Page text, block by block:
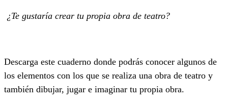
¿Te gustaría crear tu propia obra de teatro?
Descarga este cuaderno donde podrás conocer algunos de
los elementos con los que se realiza una obra de teatro y
también dibujar, jugar e imaginar tu propia obra.